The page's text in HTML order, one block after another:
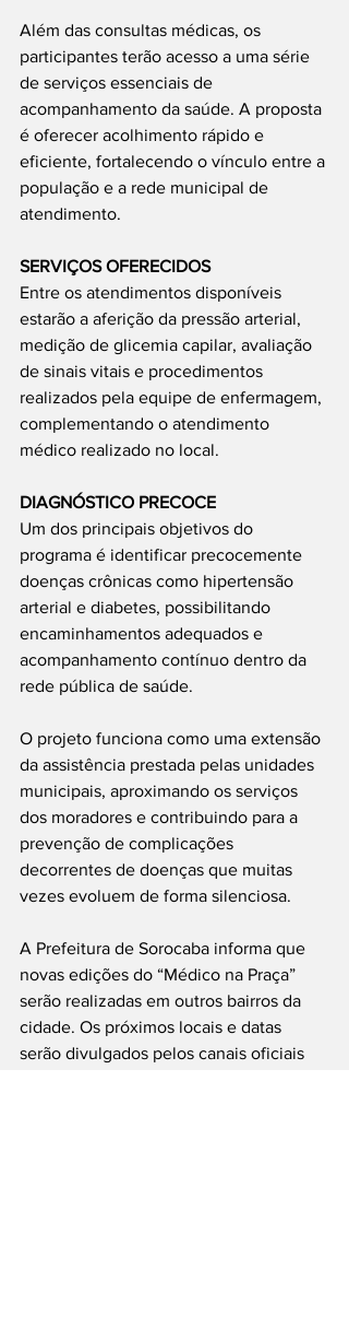
Além das consultas médicas, os
participantes terão acesso a uma série
de serviços essenciais de
acompanhamento da saúde. A proposta
é oferecer acolhimento rápido e
eficiente, fortalecendo o vínculo entre a
população e a rede municipal de
atendimento.
SERVIÇOS OFERECIDOS
Entre os atendimentos disponíveis
estarão a aferição da pressão arterial,
medição de glicemia capilar, avaliação
de sinais vitais e procedimentos
realizados pela equipe de enfermagem,
complementando o atendimento
médico realizado no local.
DIAGNÓSTICO PRECOCE
Um dos principais objetivos do
programa é identificar precocemente
doenças crônicas como hipertensão
arterial e diabetes, possibilitando
encaminhamentos adequados e
acompanhamento contínuo dentro da
rede pública de saúde.
O projeto funciona como uma extensão
da assistência prestada pelas unidades
municipais, aproximando os serviços
dos moradores e contribuindo para a
prevenção de complicações
decorrentes de doenças que muitas
vezes evoluem de forma silenciosa.
A Prefeitura de Sorocaba informa que
novas edições do “Médico na Praça”
serão realizadas em outros bairros da
cidade. Os próximos locais e datas
serão divulgados pelos canais oficiais